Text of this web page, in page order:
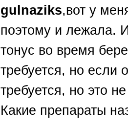
gulnaziks,вот у
поэтому и лежала.
тонус во время
требуется, но если
требуется, но это
Какие препараты